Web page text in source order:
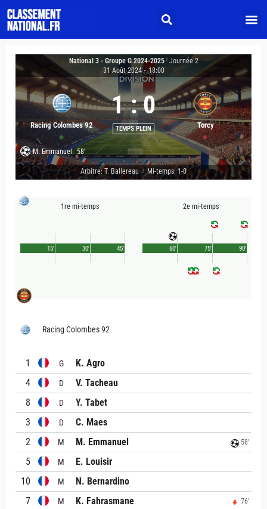
National 3 - Groupe G 2024-2025
Journée 2
31 Août 2024 - 18:00
Racing Colombes 92
1 : 0
TEMPS PLEIN Torcy
M. Emmanuel 58'
Arbitre: T. Ballereau Mi-temps: 1-0
1re mi-temps
45'
15' 30'
2e mi-temps
90'
60' 75'
Racing Colombes 92
1 G
K. Agro
4
D
V. Tacheau
8
D
Y. Tabet
3
D
C. Maes
2
M M. Emmanuel 58'
5 M
E. Louisir
10
M
N. Bernardino
7
M K. Fahrasmane 76'